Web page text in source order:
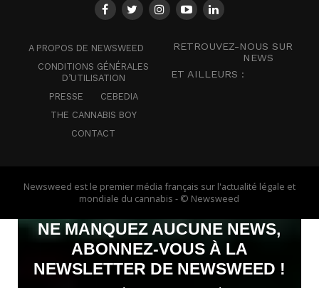
A PROPOS DE NEWSWEED
CONDITIONS GÉNÉRALES
D’UTILISATION
PRESSE
CEBEDIA
THE CANNABIS BOY
CONTACT
RETROUVEZ-NOUS SUR
NEWS
ET AILLEURS :
Newsweed est le premier média français sur l'actualité légale et
mondiale du cannabis - © Newsweed
NE MANQUEZ AUCUNE NEWS,
ABONNEZ-VOUS À LA
NEWSLETTER DE NEWSWEED !